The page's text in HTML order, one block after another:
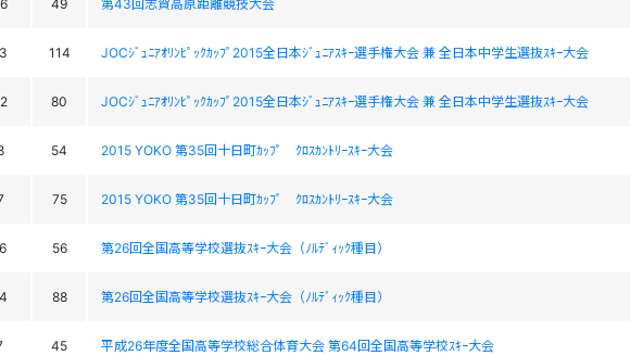
49 第43回志賀高原距離競技大会
114 JOCｼﾞｭﾆｱｵﾘﾝﾋﾟｯｸｶｯﾌﾟ2015全日本ｼﾞｭﾆｱｽｷｰ選手権大会 兼 全日本中学生選抜ｽｷｰ大会
80 JOCｼﾞｭﾆｱｵﾘﾝﾋﾟｯｸｶｯﾌﾟ2015全日本ｼﾞｭﾆｱｽｷｰ選手権大会 兼 全日本中学生選抜ｽｷｰ大会
54 2015 YOKO 第35回十日町ｶｯﾌﾟ ｸﾛｽｶﾝﾄﾘｰｽｷｰ大会
75 2015 YOKO 第35回十日町ｶｯﾌﾟ ｸﾛｽｶﾝﾄﾘｰｽｷｰ大会
56 第26回全国高等学校選抜ｽｷｰ大会（ﾉﾙﾃﾞｨｯｸ種目）
88 第26回全国高等学校選抜ｽｷｰ大会（ﾉﾙﾃﾞｨｯｸ種目）
45 平成26年度全国高等学校総合体育大会 第64回全国高等学校ｽｷｰ大会